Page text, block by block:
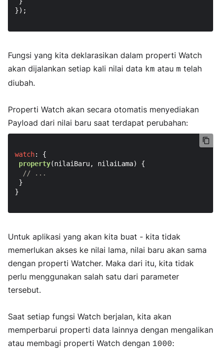
});
Fungsi yang kita deklarasikan dalam properti Watch
akan dijalankan setiap kali nilai data km atau m telah
diubah.
Properti Watch akan secara otomatis menyediakan
Payload dari nilai baru saat terdapat perubahan:
watch: {
property(nilaiBaru, nilaiLama) {
// ...
}
}
Untuk aplikasi yang akan kita buat - kita tidak
memerlukan akses ke nilai lama, nilai baru akan sama
dengan properti Watcher. Maka dari itu, kita tidak
perlu menggunakan salah satu dari parameter
tersebut.
Saat setiap fungsi Watch berjalan, kita akan
memperbarui properti data lainnya dengan mengalikan
atau membagi properti Watch dengan 1000: